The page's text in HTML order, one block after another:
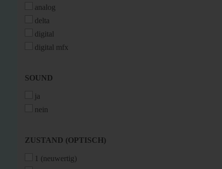
analog
delta
digital
digital mfx
SOUND
SOUND
ja
nein
ZUSTAND
ZUSTAND (OPTISCH)
1 (neuwertig)